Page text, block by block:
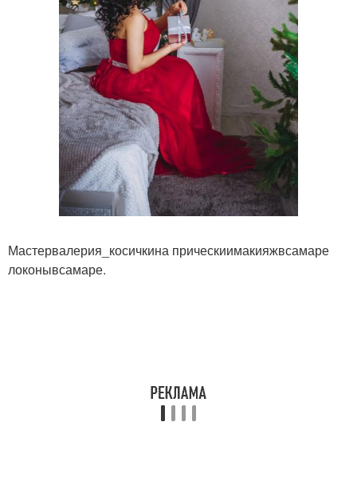
Мастервалерия_косичкина прическиимакияжвсамаре
локонывсамаре.